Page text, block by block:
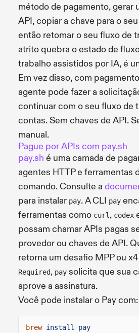
método de pagamento, gerar
API, copiar a chave para o
então retomar o seu fluxo de
atrito quebra o estado de
trabalho assistidos por IA, é
Em vez disso, com
agente pode fazer a
continuar com o seu fluxo de
contas. Sem chaves de API.
manual.
Pague por APIs com pay.sh
pay.sh é uma camada de
agentes HTTP e ferramentas
comando. Consulte a
para instalar pay. A CLI pay
ferramentas como curl , codex
possam chamar APIs pagas
provedor ou chaves de API.
retorna um desafio MPP ou
Required, pay solicita que sua
aprove a assinatura.
Você pode instalar o Pay com:
brew install pay